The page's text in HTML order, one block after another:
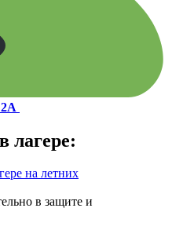
лагере:
в защите и